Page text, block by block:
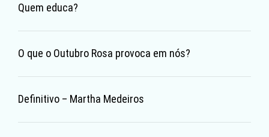
Quem educa?
O que o Outubro Rosa provoca em nós?
Definitivo – Martha Medeiros